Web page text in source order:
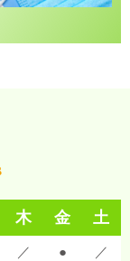
木 金 土
／ ● ／